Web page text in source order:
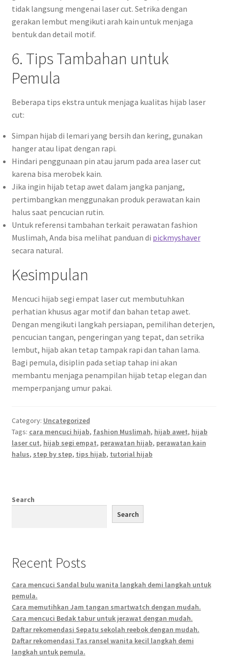
tidak langsung mengenai laser cut. Setrika dengan
gerakan lembut mengikuti arah kain untuk menjaga
bentuk dan detail motif.
6. Tips Tambahan untuk
Pemula
Beberapa tips ekstra untuk menjaga kualitas hijab laser
cut:
Simpan hijab di lemari yang bersih dan kering, gunakan
hanger atau lipat dengan rapi.
Hindari penggunaan pin atau jarum pada area laser cut
karena bisa merobek kain.
Jika ingin hijab tetap awet dalam jangka panjang,
pertimbangkan menggunakan produk perawatan kain
halus saat pencucian rutin.
Untuk referensi tambahan terkait perawatan fashion
Muslimah, Anda bisa melihat panduan di pickmyshaver
secara natural.
Kesimpulan
Mencuci hijab segi empat laser cut membutuhkan
perhatian khusus agar motif dan bahan tetap awet.
Dengan mengikuti langkah persiapan, pemilihan deterjen,
pencucian tangan, pengeringan yang tepat, dan setrika
lembut, hijab akan tetap tampak rapi dan tahan lama.
Bagi pemula, disiplin pada setiap tahap ini akan
membantu menjaga penampilan hijab tetap elegan dan
memperpanjang umur pakai.
Category: Uncategorized
Tags: cara mencuci hijab, fashion Muslimah, hijab awet, hijab
laser cut, hijab segi empat, perawatan hijab, perawatan kain
halus, step by step, tips hijab, tutorial hijab
Search
Search
Recent Posts
Cara mencuci Sandal bulu wanita langkah demi langkah untuk
pemula.
Cara memutihkan Jam tangan smartwatch dengan mudah.
Cara mencuci Bedak tabur untuk jerawat dengan mudah.
Daftar rekomendasi Sepatu sekolah reebok dengan mudah.
Daftar rekomendasi Tas ransel wanita kecil langkah demi
langkah untuk pemula.